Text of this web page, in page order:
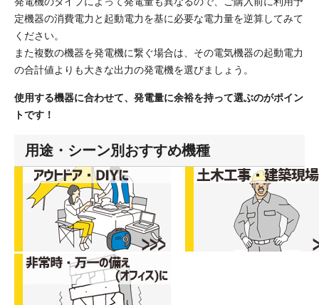
定機器の消費電力と起動電力を基に必要な電力量を逆算してみて
ください。
また複数の機器を発電機に繋ぐ場合は、その電気機器の起動電力
の合計値よりも大きな出力の発電機を選びましょう。
使用する機器に合わせて、発電量に余裕を持って選ぶのがポイン
トです！
用途・シーン別おすすめ機種